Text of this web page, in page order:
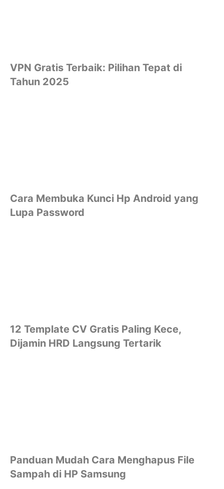
VPN Gratis Terbaik: Pilihan Tepat di
Tahun 2025
Cara Membuka Kunci Hp Android yang
Lupa Password
12 Template CV Gratis Paling Kece,
Dijamin HRD Langsung Tertarik
Panduan Mudah Cara Menghapus File
Sampah di HP Samsung